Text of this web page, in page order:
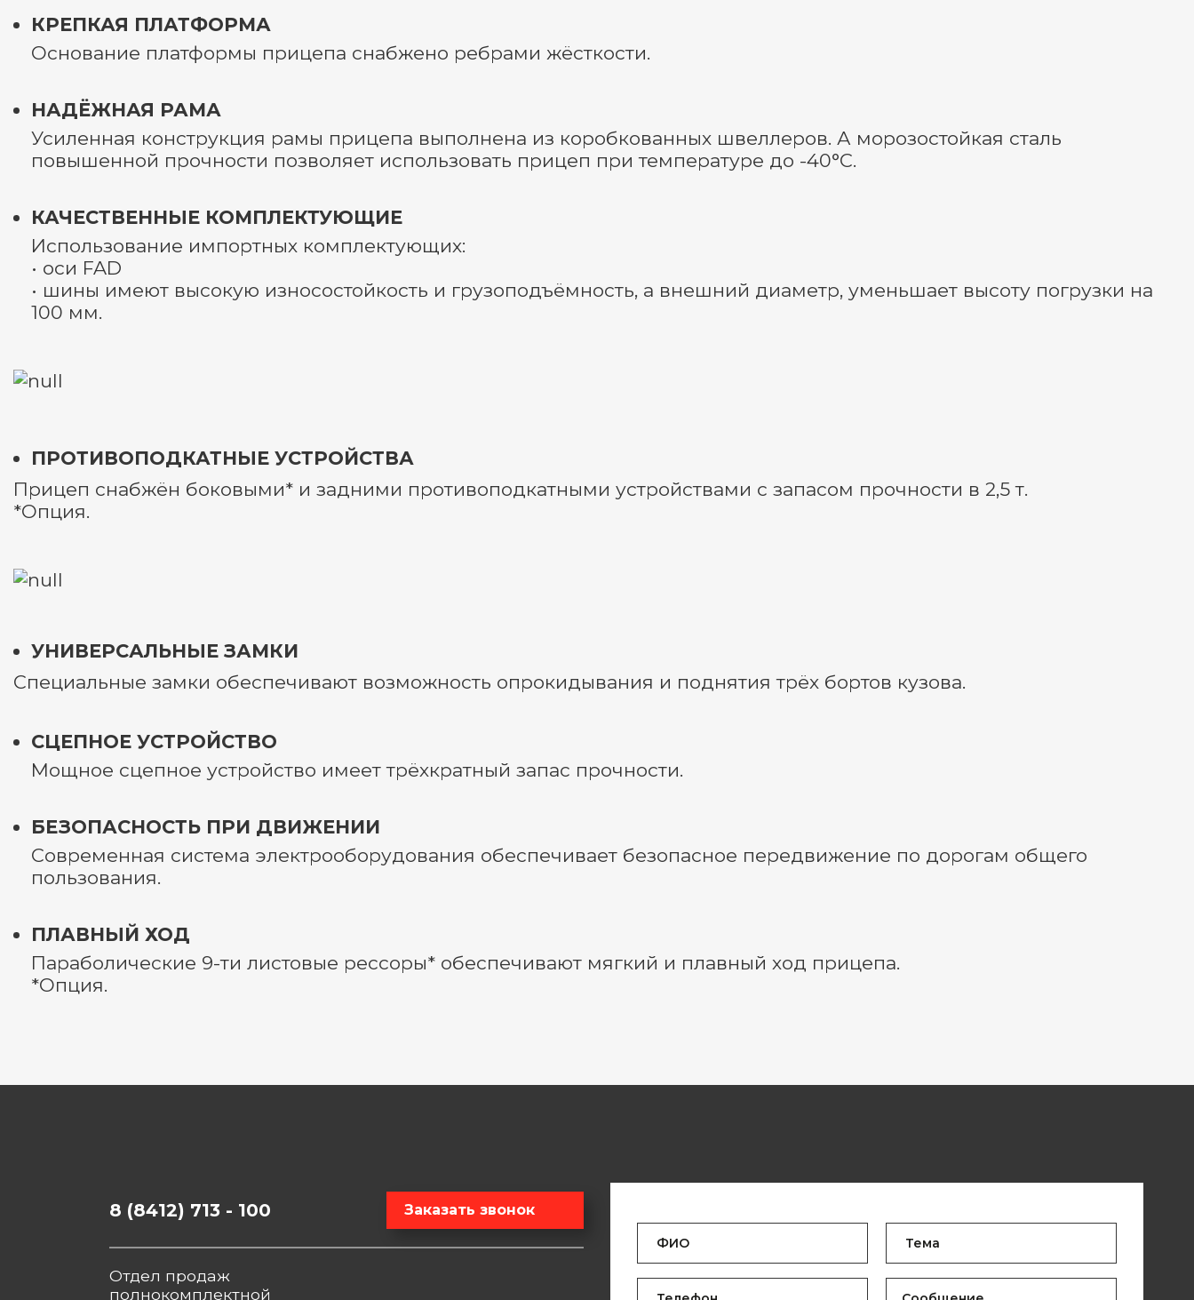
КРЕПКАЯ ПЛАТФОРМА
Основание платформы прицепа снабжено ребрами жёсткости.
НАДЁЖНАЯ РАМА
Усиленная конструкция рамы прицепа выполнена из коробкованных швеллеров. А морозостойкая сталь
повышенной прочности позволяет использовать прицеп при температуре до -40°С.
КАЧЕСТВЕННЫЕ КОМПЛЕКТУЮЩИЕ
Использование импортных комплектующих:
• оси FAD
• шины имеют высокую износостойкость и грузоподъёмность, а внешний диаметр, уменьшает высоту погрузки на
100 мм.
ПРОТИВОПОДКАТНЫЕ УСТРОЙСТВА
Прицеп снабжён боковыми* и задними противоподкатными устройствами с запасом прочности в 2,5 т.
*Опция.
УНИВЕРСАЛЬНЫЕ ЗАМКИ
Специальные замки обеспечивают возможность опрокидывания и поднятия трёх бортов кузова.
СЦЕПНОЕ УСТРОЙСТВО
Мощное сцепное устройство имеет трёхкратный запас прочности.
БЕЗОПАСНОСТЬ ПРИ ДВИЖЕНИИ
Современная система электрооборудования обеспечивает безопасное передвижение по дорогам общего
пользования.
ПЛАВНЫЙ ХОД
Параболические 9-ти листовые рессоры* обеспечивают мягкий и плавный ход прицепа.
*Опция.
8 (8412) 713 - 100 Заказать звонок
Отдел продаж
полнокомплектной